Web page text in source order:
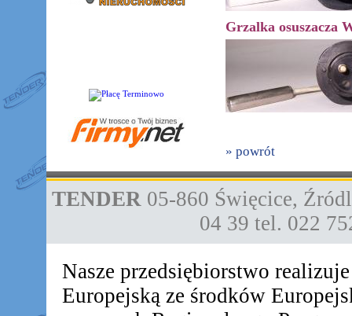
Grzalka osuszacza
» powrót
TENDER 05-860 Święcice,
04 39 tel. 022
Nasze przedsiębiorstwo
Europejską ze środków